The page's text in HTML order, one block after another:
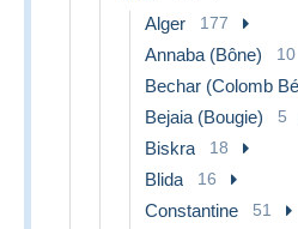
Alger 177
Annaba (Bône) 10
Bechar (Colomb
Bejaia (Bougie) 5
Biskra 18
Blida 16
Constantine 51